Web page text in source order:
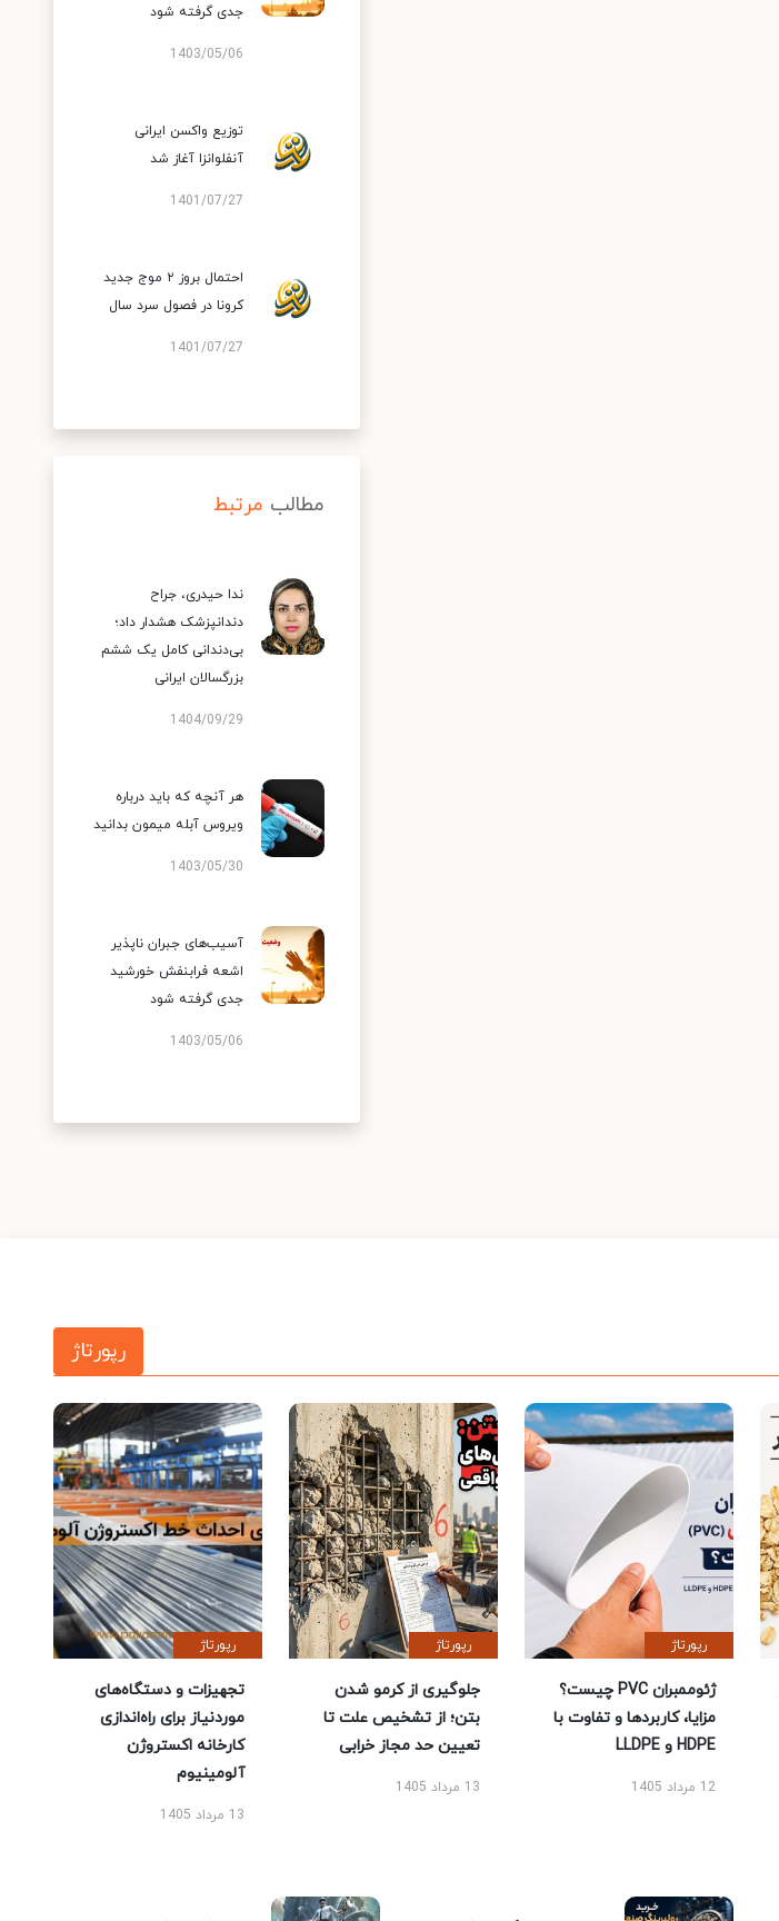
جدی گرفته شود
1403/05/06
توزیع واکسن ایرانی
آنفلوانزا آغاز شد
1401/07/27
احتمال بروز ۲ موج جدید
کرونا در فصول سرد سال
1401/07/27
مطالب مرتبط
ندا حیدری، جراح
دندانپزشک هشدار داد؛
بی‌دندانی کامل یک ششم
بزرگسالان ایرانی
1404/09/29
هر آنچه که باید درباره
ویروس آبله میمون بدانید
1403/05/30
آسیب‌های جبران ناپذیر
اشعه فرابنفش خورشید
جدی گرفته شود
1403/05/06
رپورتاژ
رپورتاژ
ژئوممبران PVC چیست؟
مزایا، کاربردها و تفاوت با
HDPE و LLDPE
12 مرداد 1405
رپورتاژ
جلوگیری از کرمو شدن
بتن؛ از تشخیص علت تا
تعیین حد مجاز خرابی
13 مرداد 1405
رپورتاژ
تجهیزات و دستگاه‌های
موردنیاز برای راه‌اندازی
کارخانه اکستروژن
آلومینیوم
13 مرداد 1405